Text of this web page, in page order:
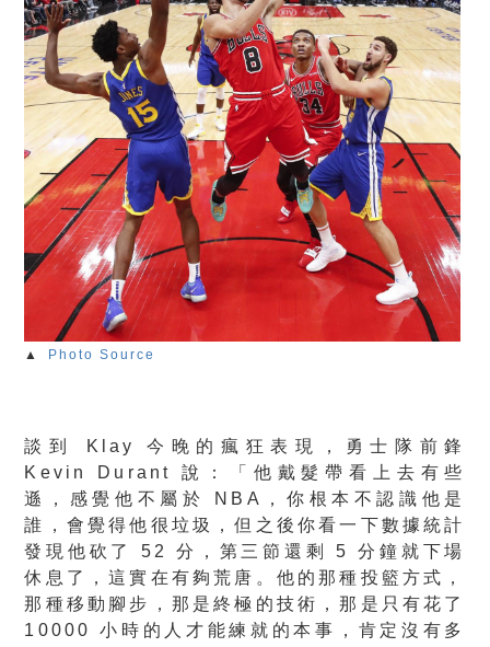
▲ Photo Source
談到 Klay 今晚的瘋狂表現，勇士隊前鋒
Kevin Durant 說：「他戴髮帶看上去有些
遜，感覺他不屬於 NBA，你根本不認識他是
誰，會覺得他很垃圾，但之後你看一下數據統計
發現他砍了 52 分，第三節還剩 5 分鐘就下場
休息了，這實在有夠荒唐。他的那種投籃方式，
那種移動腳步，那是終極的技術，那是只有花了
10000 小時的人才能練就的本事，肯定沒有多